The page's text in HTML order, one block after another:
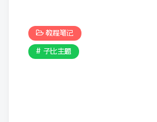
教程笔记
# 子比主题